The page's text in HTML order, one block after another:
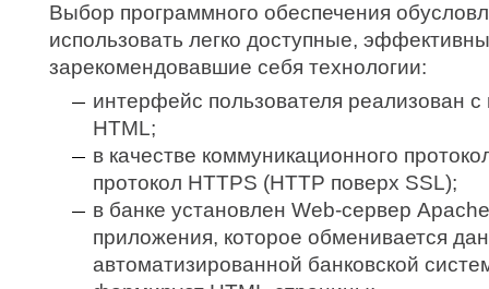
Выбор программного обеспечения
использовать легко доступные,
зарекомендовавшие себя технологии:
интерфейс пользователя реализован
HTML;
в качестве коммуникационного
протокол HTTPS (HTTP поверх SSL);
в банке установлен Web-сервер
приложения, которое обменивается
автоматизированной банковской